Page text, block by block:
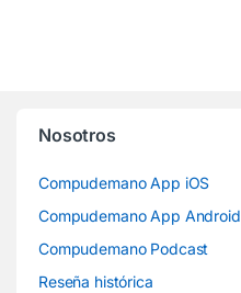
Nosotros
Compudemano App iOS
Compudemano App Android
Compudemano Podcast
Reseña histórica